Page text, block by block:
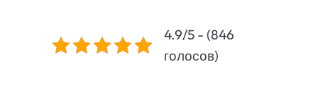
4.9/5 - (846
голосов)